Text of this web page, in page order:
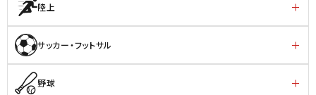
陸上
サッカー・フットサル
野球